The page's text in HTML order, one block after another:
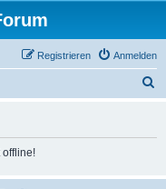
Anmelden
Registrieren
offline!